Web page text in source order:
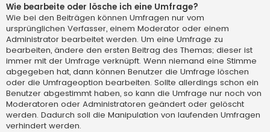
Wie bearbeite oder lösche ich eine Umfrage?
Wie bei den Beiträgen können Umfragen nur vom
ursprünglichen Verfasser, einem Moderator oder einem
Administrator bearbeitet werden. Um eine Umfrage zu
bearbeiten, ändere den ersten Beitrag des Themas; dieser ist
immer mit der Umfrage verknüpft. Wenn niemand eine Stimme
abgegeben hat, dann können Benutzer die Umfrage löschen
oder die Umfrageoption bearbeiten. Sollte allerdings schon ein
Benutzer abgestimmt haben, so kann die Umfrage nur noch von
Moderatoren oder Administratoren geändert oder gelöscht
werden. Dadurch soll die Manipulation von laufenden Umfragen
verhindert werden.